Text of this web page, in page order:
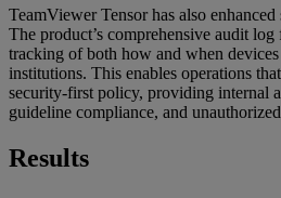
TeamViewer Tensor has also
The product’s comprehensive audit
tracking of both how and when devices
institutions. This enables operations
security-first policy, providing internal
guideline compliance, and
Results